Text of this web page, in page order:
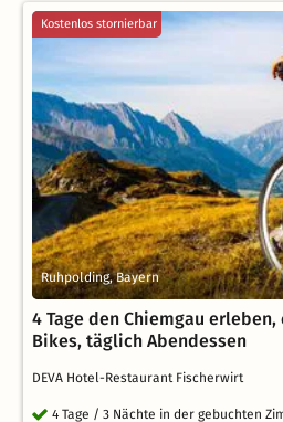
Kostenlos stornierbar
Ruhpolding, Bayern
4 Tage den Chiemgau erleben,
Bikes, täglich Abendessen
DEVA Hotel-Restaurant Fischerwirt
4 Tage / 3 Nächte in der gebuchten